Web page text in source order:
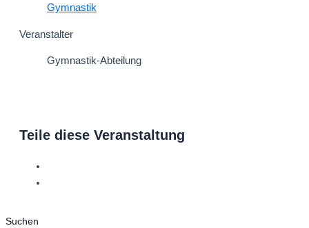
Gymnastik
Veranstalter
Gymnastik-Abteilung
Teile diese Veranstaltung
Suchen